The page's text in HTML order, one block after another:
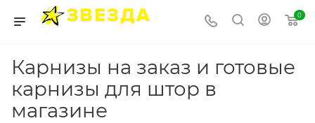
0
Карнизы на заказ и готовые
карнизы для штор в
магазине